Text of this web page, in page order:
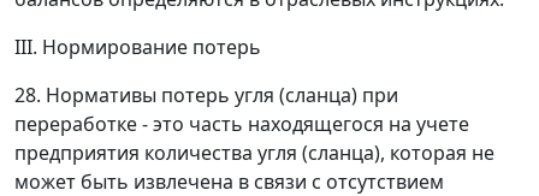
III. Нормирование потерь
28. Нормативы потерь угля (сланца) при
переработке - это часть находящегося на учете
предприятия количества угля (сланца), которая не
может быть извлечена в связи с отсутствием